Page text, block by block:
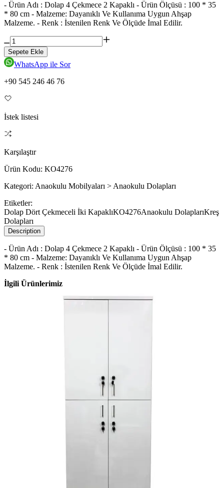
- Ürün Adı : Dolap 4 Çekmece 2 Kapaklı - Ürün Ölçüsü : 100 * 35
* 80 cm - Malzeme: Dayanıklı Ve Kullanıma Uygun Ahşap
Malzeme. - Renk : İstenilen Renk Ve Ölçüde İmal Edilir.
Sepete Ekle
WhatsApp ile Sor
+90 545 246 46 76
İstek listesi
Karşılaştır
Ürün Kodu: KO4276
Kategori: Anaokulu Mobilyaları > Anaokulu Dolapları
Etiketler:
Dolap Dört Çekmeceli İki KapaklıKO4276Anaokulu DolaplarıKreş
Dolapları
Description
- Ürün Adı : Dolap 4 Çekmece 2 Kapaklı - Ürün Ölçüsü : 100 * 35
* 80 cm - Malzeme: Dayanıklı Ve Kullanıma Uygun Ahşap
Malzeme. - Renk : İstenilen Renk Ve Ölçüde İmal Edilir.
İlgili Ürünlerimiz